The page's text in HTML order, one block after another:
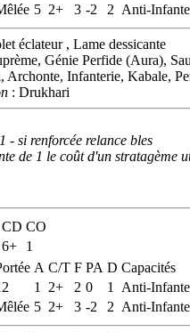
5 2+ 3 -2 2 Anti-
éclateur , Lame dessicante
Génie Perfide (Aura),
Archonte, Infanterie, Kabale,
: Drukhari
- si renforcée relance bles
de 1 le coût d'un stratagème
CD CO
6+
1
A C/T F PA D Capacités
1 2+ 2 0 1
Anti-
5 2+ 3 -2 2 Anti-